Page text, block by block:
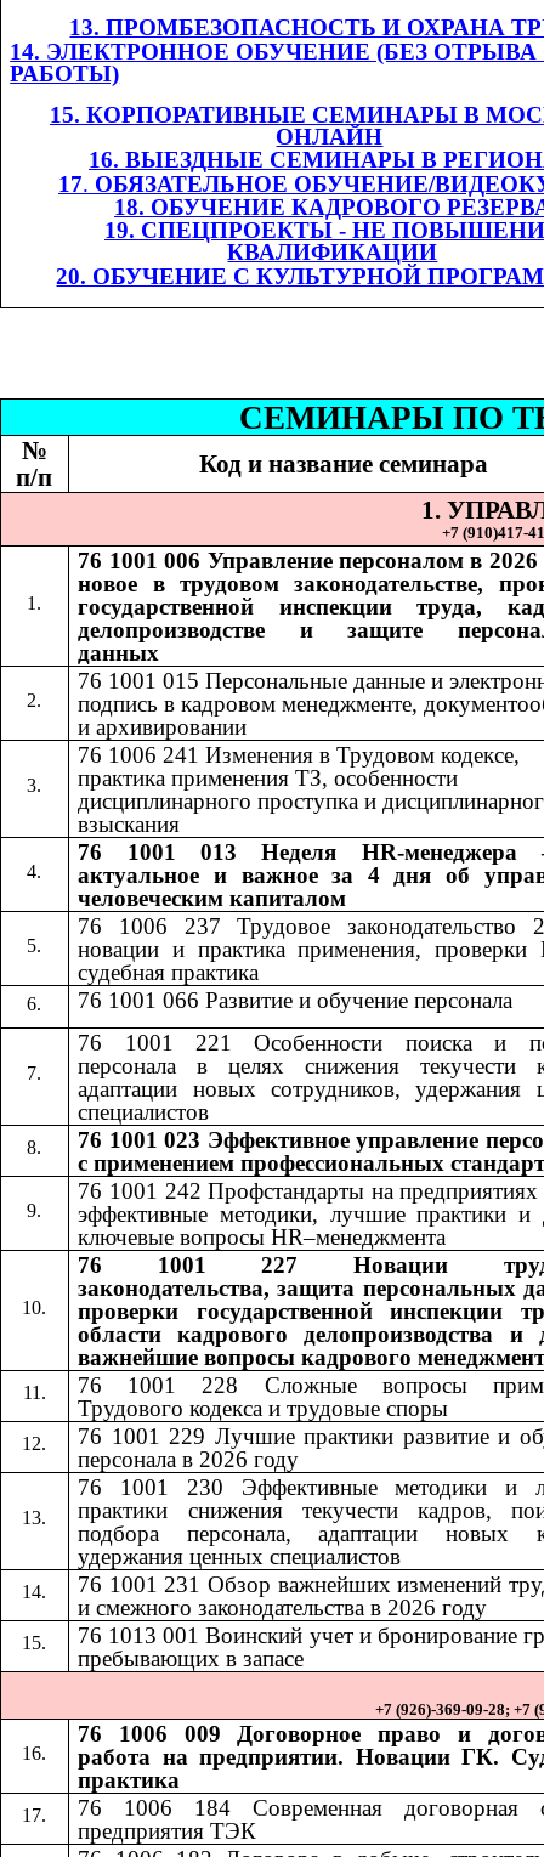
13. ПРОМБЕЗОПАСНОСТЬ И ОХРАНА
14. ЭЛЕКТРОННОЕ ОБУЧЕНИЕ (БЕЗ ОТРЫВА
РАБОТЫ)
15. КОРПОРАТИВНЫЕ СЕМИНАРЫ В
ОНЛАЙН
16. ВЫЕЗДНЫЕ СЕМИНАРЫ В
17.​​ ОБЯЗАТЕЛЬНОЕ ОБУЧЕНИЕ/
18. ОБУЧЕНИЕ КАДРОВОГО
19. СПЕЦПРОЕКТЫ - НЕ
КВАЛИФИКАЦИИ
20. ОБУЧЕНИЕ С КУЛЬТУРНОЙ
СЕМИНАРЫ ПО
№
п/п
Код и название семинара
1.
+7 (910)417-
76 1001 006 Управление персоналом в 2026
новое в трудовом законодательстве,
государственной инспекции труда,
делопроизводстве и защите
данных
76 1001 015​​Персональные данные и
подпись в кадровом менеджменте,
и архивировании
76 1006 241 ​​Изменения в Трудовом кодексе,
практика применения ТЗ, особенности
дисциплинарного проступка и
взыскания
76 1001 013 Неделя HR-менеджера
актуальное и важное за 4 дня об
человеческим капиталом
76 1006 237 Трудовое законодательство
новации и практика применения,
судебная практика
76 1001 066 Развитие и обучение персонала
76 1001 221 Особенности поиска и
персонала в целях снижения текучести
адаптации новых сотрудников, удержания
специалистов
76 1001 023 Эффективное управление
с применением профессиональных
76 1001 242​​Профстандарты на
эффективные методики, лучшие практики и
ключевые вопросы​​HR–менеджмента
76 1001 227 ​​Новации
законодательства, защита персональных
проверки государственной инспекции
области кадрового делопроизводства и
важнейшие вопросы кадрового
76 1001 228
Сложные вопросы
Трудового кодекса и трудовые споры
76 1001 229 Лучшие практики развитие и
персонала в 2026 году
76 1001 230
Эффективные методики и
практики снижения текучести кадров,
подбора персонала, адаптации новых
удержания ценных специалистов
76 1001 231 ​​Обзор важнейших изменений
и смежного законодательства в 2026 году
76 1013 ​​001 ​​Воинский учет и бронирование
пребывающих в запасе
+7 (926)-369-09-28; +7
76 1006 009 Договорное право и
работа на предприятии. Новации ГК.
практика
76 1006 184​​ Современная договорная
предприятия ТЭК